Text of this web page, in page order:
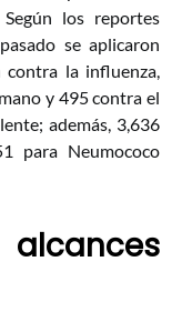
los reportes
se aplicaron
la influenza,
y 495 contra el
además, 3,636
para Neumococo